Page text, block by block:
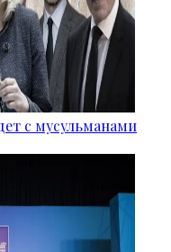
с мусульманами